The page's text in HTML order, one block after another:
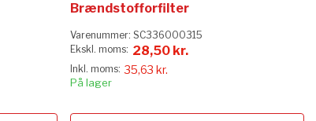
35,63 kr.
28,50 kr.
Brændstofforfilter
Varenummer: SC336000315
På lager